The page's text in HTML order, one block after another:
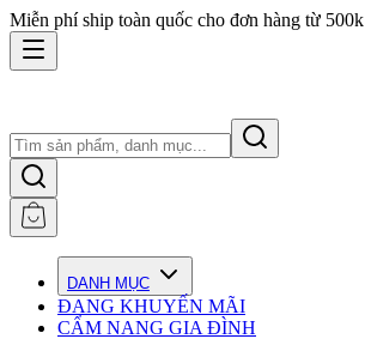
Miễn phí ship toàn quốc cho đơn hàng từ 500k
DANH MỤC
ĐANG KHUYẾN MÃI
CẨM NANG GIA ĐÌNH